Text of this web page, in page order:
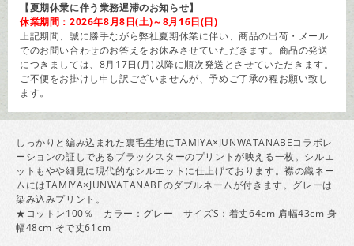
【夏期休業に伴う業務遅滞のお知らせ】
休業期間：2026年8月8日(土)～8月16日(日)
上記期間、誠に勝手ながら弊社夏期休業に伴い、商品の出荷・メール
でのお問い合わせのお答えをお休みさせていただきます。商品の発送
につきましては、8月17日(月)以降に順次発送とさせていただきます。
ご不便をお掛けし申し訳ございませんが、予めご了承の程お願い致し
ます。
しっかりと編み込まれた裏毛生地にTAMIYA×JUNWATANABEコラボレ
ーションの証しであるブラックスターのプリントが映える一枚。シルエ
ットもやや細見に現代的なシルエットに仕上げております。襟の織ネー
ムにはTAMIYA×JUNWATANABEのダブルネームが付きます。グレーは
染み込みプリント。
★コットン100％ カラー：グレー サイズS：着丈64cm 肩幅43cm 身
幅48cm そで丈61cm